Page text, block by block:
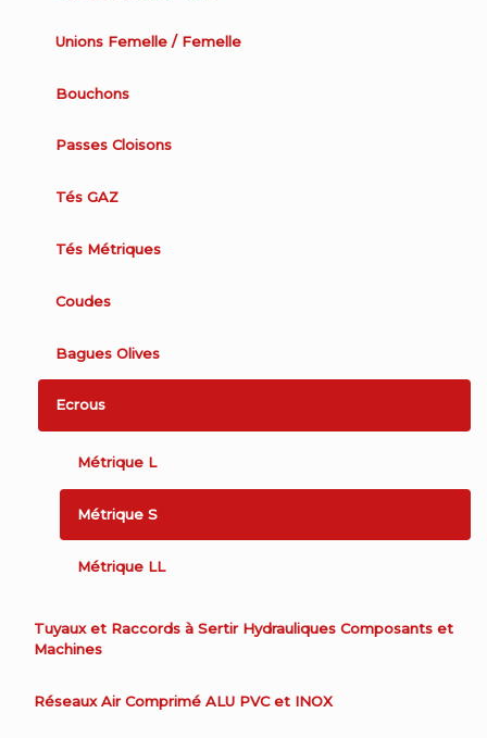
Unions Femelle / Femelle
Bouchons
Passes Cloisons
Tés GAZ
Tés Métriques
Coudes
Bagues Olives
Ecrous
Métrique L
Métrique S
Métrique LL
Tuyaux et Raccords à Sertir Hydrauliques Composants et
Machines
Réseaux Air Comprimé ALU PVC et INOX